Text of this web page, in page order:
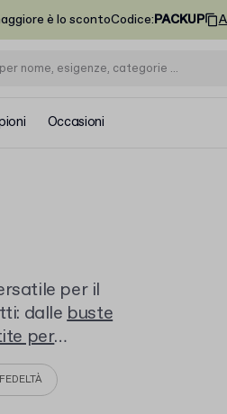
è lo scontoCodice:PACKUP
Occasioni
per il
dallebuste
per
e sicuro.